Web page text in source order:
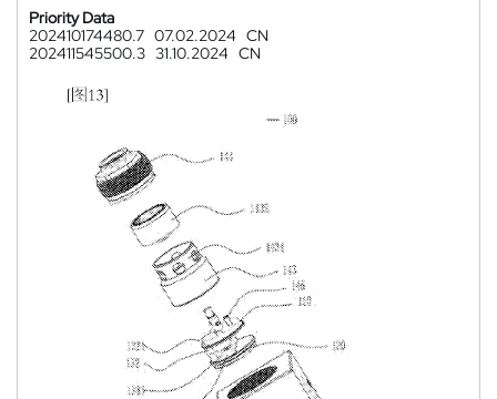
Priority Data
202410174480.7 07.02.2024 CN
202411545500.3 31.10.2024 CN